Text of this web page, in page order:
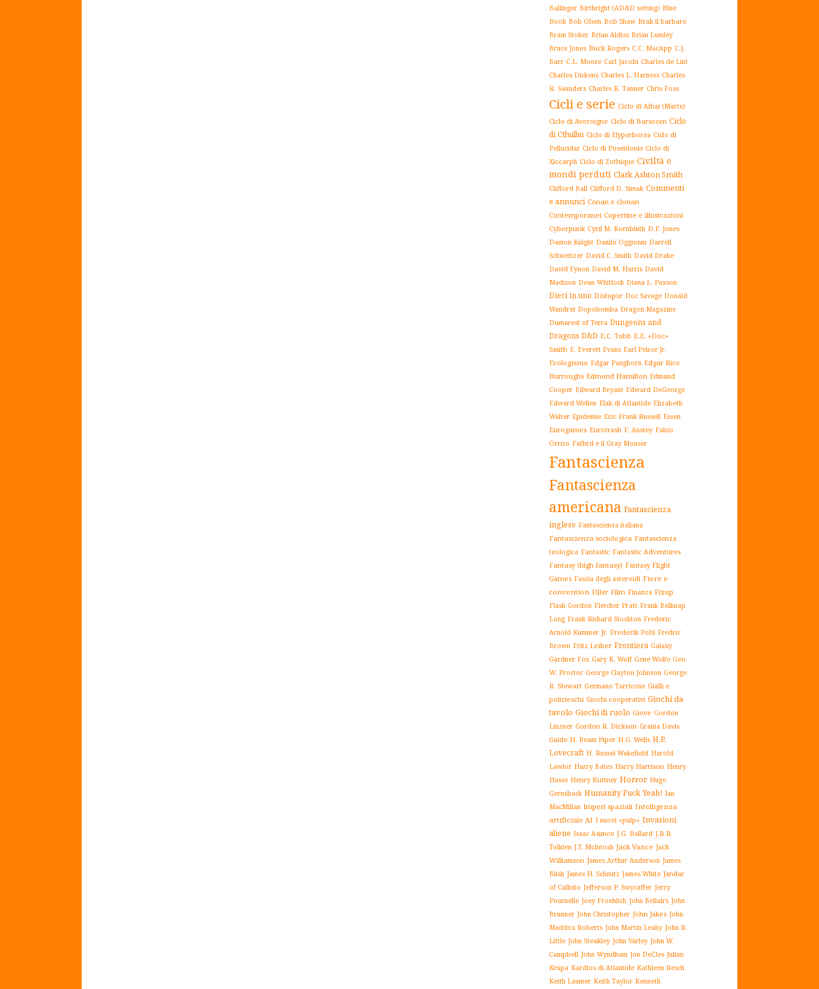
Ballinger Birthright (AD&D setting) Blue
Book Bob Olsen Bob Shaw Brak il barbaro
Bram Stoker Brian Aldiss Brian Lumley
Bruce Jones Buck Rogers C.C. MacApp C.J.
Barr C.L. Moore Carl Jacobi Charles de Lint
Charles Dickens Charles L. Harness Charles
R. Saunders Charles R. Tanner Chris Foss
Cicli e serie Ciclo di Aihai (Marte)
Ciclo di Averoigne Ciclo di Barsoom Ciclo
di Cthulhu Ciclo di Hyperborea Ciclo di
Pellucidar Ciclo di Poseidonis Ciclo di
Xiccarph Ciclo di Zothique Civiltà e
mondi perduti Clark Ashton Smith
Clifford Ball Clifford D. Simak Commenti
e annunci Conan e clonan
Contemporanei Copertine e illustrazioni
Cyberpunk Cyril M. Kornbluth D.F. Jones
Damon Knight Danilo Oggionni Darrell
Schweitzer David C. Smith David Drake
David Eynon David M. Harris David
Madison Dean Whitlock Diana L. Paxson
Dieci in uno Distopie Doc Savage Donald
Wandrei Dopobomba Dragon Magazine
Dumarest of Terra Dungeons and
Dragons D&D E.C. Tubb E.E. «Doc»
Smith E. Everett Evans Earl Peirce Jr.
Ecologismo Edgar Pangborn Edgar Rice
Burroughs Edmond Hamilton Edmund
Cooper Edward Bryant Edward DeGeorge
Edward Wellen Elak di Atlantide Elizabeth
Walter Epidemie Eric Frank Russell Essen
Eurogames Eurotrash F. Anstey Fabio
Orrico Fafhrd e il Gray Mouser
Fantascienza
Fantascienza
americana Fantascienza
inglese Fantascienza italiana
Fantascienza sociologica Fantascienza
teologica Fantastic Fantastic Adventures
Fantasy (high fantasy) Fantasy Flight
Games Fascia degli asteroidi Fiere e
convention Filler Film Finanza Fixup
Flash Gordon Fletcher Pratt Frank Belknap
Long Frank Richard Stockton Frederic
Arnold Kummer Jr. Frederik Pohl Fredric
Brown Fritz Leiber Frontiera Galaxy
Gardner Fox Gary K. Wolf Gene Wolfe Geo.
W. Proctor George Clayton Johnson George
R. Stewart Germano Tarricone Gialli e
polizieschi Giochi cooperativi Giochi da
tavolo Giochi di ruolo Giove Gordon
Linzner Gordon R. Dickson Grania Davis
Guide H. Beam Piper H.G. Wells H.P.
Lovecraft H. Russel Wakefield Harold
Lawlor Harry Bates Harry Harrison Henry
Hasse Henry Kuttner Horror Hugo
Gernsback Humanity Fuck Yeah! Ian
MacMillan Imperi spaziali Intelligenza
artificiale AI I nuovi «pulp» Invasioni
aliene Isaac Asimov J.G. Ballard J.R.R.
Tolkien J.T. McIntosh Jack Vance Jack
Williamson James Arthur Anderson James
Blish James H. Schmitz James White Jandar
of Callisto Jefferson P. Swycaffer Jerry
Pournelle Joey Froehlich John Bellairs John
Brunner John Christopher John Jakes John
Maddox Roberts John Martin Leahy John R.
Little John Steakley John Varley John W.
Campbell John Wyndham Jon DeCles Julian
Krupa Kardios di Atlantide Kathleen Resch
Keith Laumer Keith Taylor Kenneth